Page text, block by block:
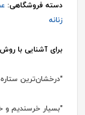
دسته فروشگاهی:
زنانه
برای آشنایی با
"درخشان‌ترین
"بسیار خرسندیم و